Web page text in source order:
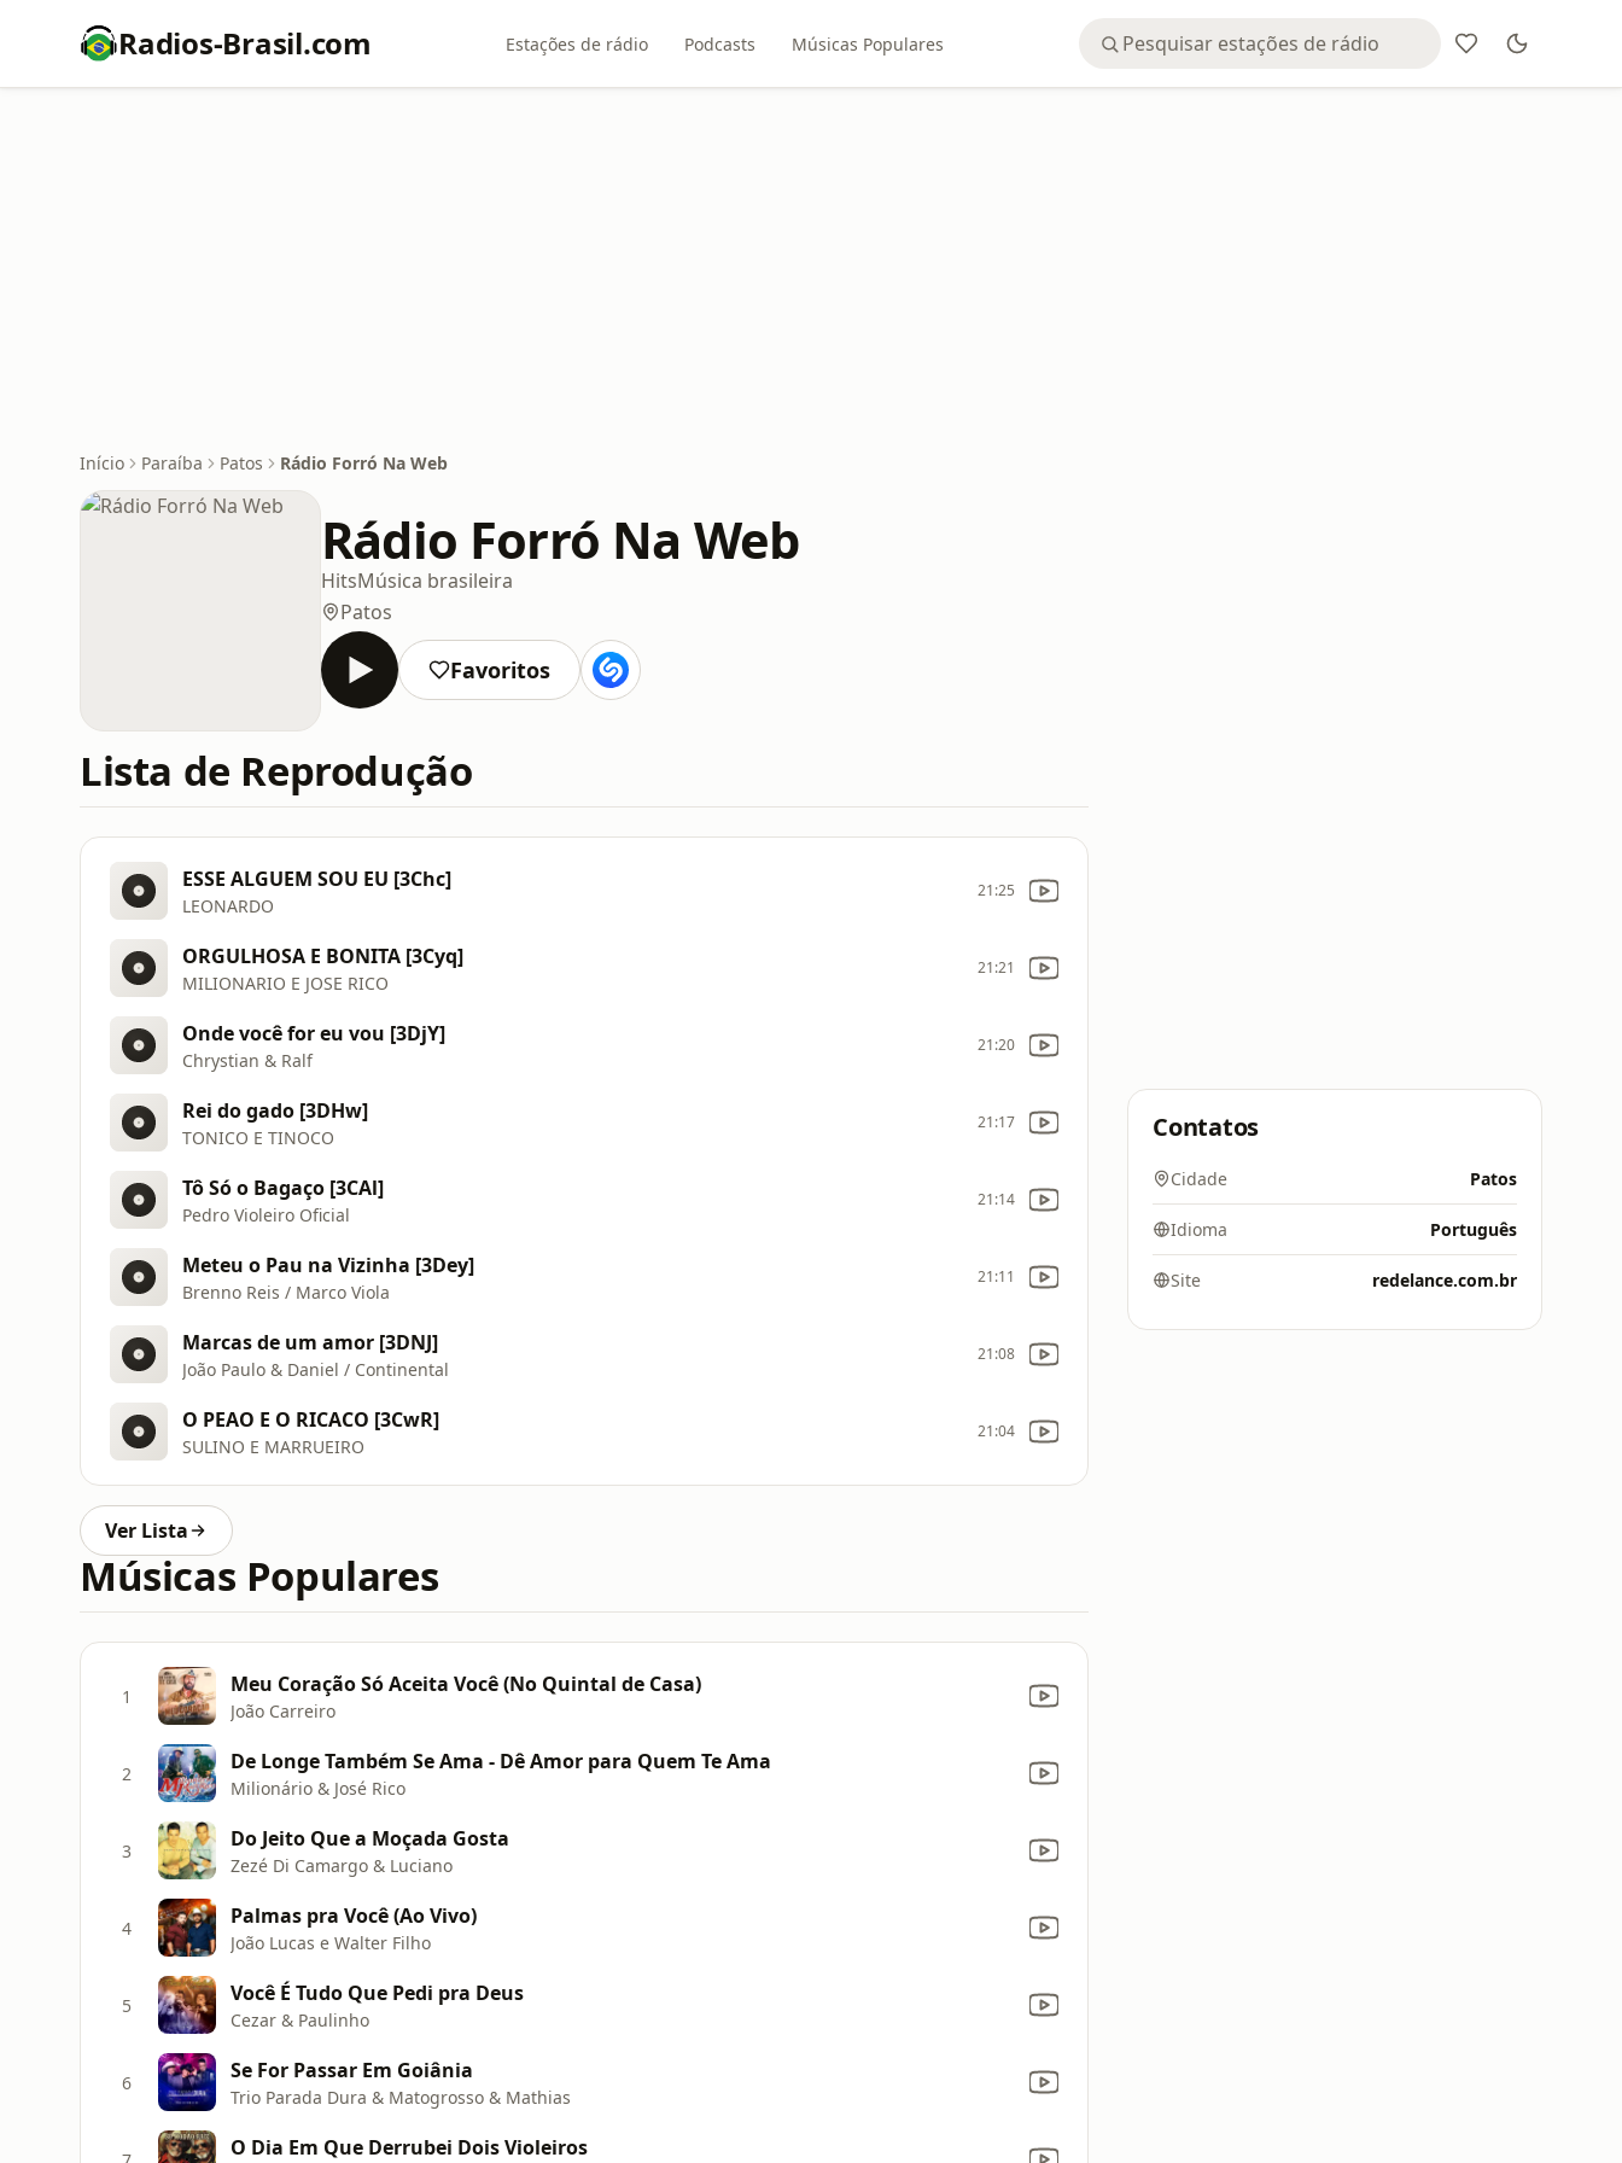
Radios-Brasil.com Estações de rádio Podcasts Músicas Populares
Início Paraíba Patos Rádio Forró Na Web
Rádio Forró Na Web
HitsMúsica brasileira
Patos
Favoritos
Lista de Reprodução
ESSE ALGUEM SOU EU [3Chc]
LEONARDO
21:25
ORGULHOSA E BONITA [3Cyq]
MILIONARIO E JOSE RICO
21:21
Onde você for eu vou [3DjY]
Chrystian & Ralf
21:20
Rei do gado [3DHw]
TONICO E TINOCO
21:17
Tô Só o Bagaço [3CAl]
Pedro Violeiro Oficial
21:14
Meteu o Pau na Vizinha [3Dey]
Brenno Reis / Marco Viola
21:11
Marcas de um amor [3DNJ]
João Paulo & Daniel / Continental
21:08
O PEAO E O RICACO [3CwR]
SULINO E MARRUEIRO
21:04
Ver Lista
Músicas Populares
1 Meu Coração Só Aceita Você (No Quintal de Casa)
João Carreiro
2 De Longe Também Se Ama - Dê Amor para Quem Te Ama
Milionário & José Rico
3 Do Jeito Que a Moçada Gosta
Zezé Di Camargo & Luciano
4 Palmas pra Você (Ao Vivo)
João Lucas e Walter Filho
5 Você É Tudo Que Pedi pra Deus
Cezar & Paulinho
6 Se For Passar Em Goiânia
Trio Parada Dura & Matogrosso & Mathias
O Dia Em Que Derrubei Dois Violeiros
Contatos
Cidade Patos
Idioma Português
Site redelance.com.br